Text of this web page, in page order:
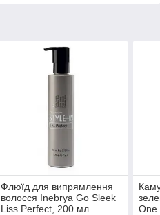
Флюїд для випрямлення
волосся Inebrya Go Sleek
Liss Perfect, 200 мл
One